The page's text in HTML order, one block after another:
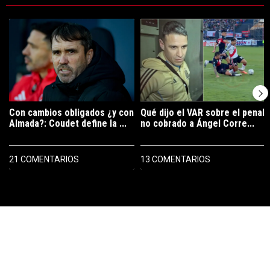
Un artículo de tendencia con el título "Con cambios obligados ¿y
Con cambios obligados ¿y con
Almada?: Coudet define la ...
21 COMENTARIOS
Un artículo de tendencia con el
Qué dijo el VAR sobre el penal
no cobrado a Ángel Corre...
13 COMENTARIOS